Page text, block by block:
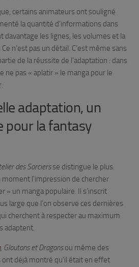
certains animateurs ont souligné
la quantité d’informations dans
davantage les lignes, les volumes et la
n’est pas un détail. C’est même sans
de la réussite de l’adaptation : dans
pas « aplatir » le manga pour le
adaptation, un
pour la fantasy
des Sorciersse distingue le plus.
moment l’impression de chercher
» un manga populaire. Il s’inscrit
large que l’on observe ces dernières
cherchent à respecter au maximum
adaptent.
, Gloutons et Dragonsou même des
déjà montré qu’il était en effet